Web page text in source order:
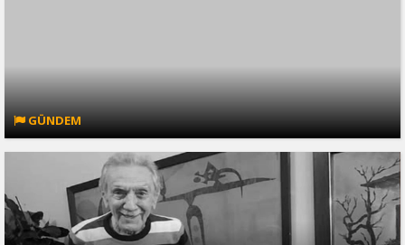
GÜNDEM